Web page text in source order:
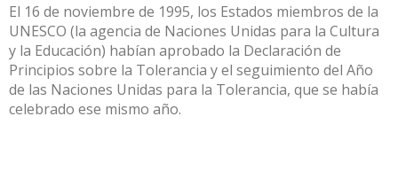
El 16 de noviembre de 1995, los Estados miembros de la
UNESCO (la agencia de Naciones Unidas para la Cultura
y la Educación) habían aprobado la Declaración de
Principios sobre la Tolerancia y el seguimiento del Año
de las Naciones Unidas para la Tolerancia, que se había
celebrado ese mismo año.